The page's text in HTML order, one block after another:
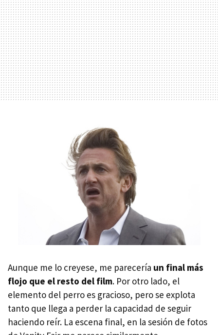
Aunque me lo creyese, me parecería un final más
flojo que el resto del film. Por otro lado, el
elemento del perro es gracioso, pero se explota
tanto que llega a perder la capacidad de seguir
haciendo reír. La escena final, en la sesión de fotos